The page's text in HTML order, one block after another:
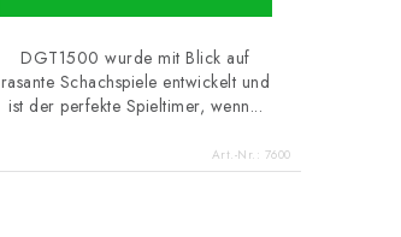
DGT1500 wurde mit Blick auf
rasante Schachspiele entwickelt und
ist der perfekte Spieltimer, wenn...
Art.-Nr.: 7600